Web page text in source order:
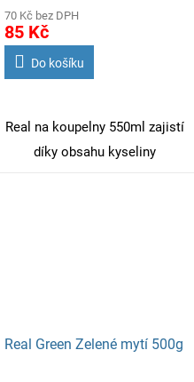
ošetřuje povrchy,
vhodný na čištění
nenasákavých povrchů –
pracovní desky, odsavače
par, sporáky, mikrovlnné
židle, grily, zahradní
nábytek, okenní rámy,
povrchy v dílně,
70 Kč bez DPH
85 Kč
Do košíku
Real na koupelny 550ml zajistí
díky obsahu kyseliny
Real Green Zelené mytí 500g